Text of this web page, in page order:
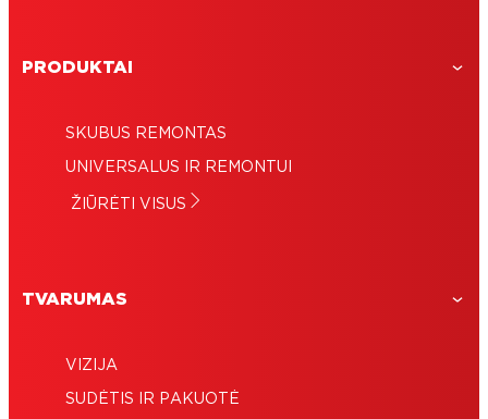
PRODUKTAI
SKUBUS REMONTAS
UNIVERSALUS IR REMONTUI
ŽIŪRĖTI VISUS
TVARUMAS
VIZIJA
SUDĖTIS IR PAKUOTĖ